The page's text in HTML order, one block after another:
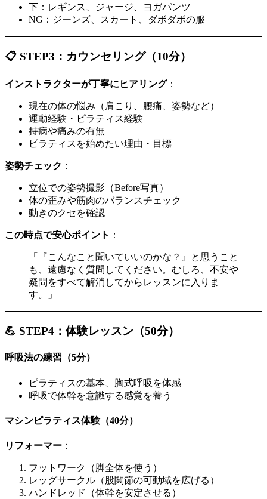
下：レギンス、ジャージ、ヨガパンツ
NG：ジーンズ、スカート、ダボダボの服
📋 STEP3：カウンセリング（10分）
インストラクターが丁寧にヒアリング：
現在の体の悩み（肩こり、腰痛、姿勢など）
運動経験・ピラティス経験
持病や痛みの有無
ピラティスを始めたい理由・目標
姿勢チェック ：
立位での姿勢撮影（Before写真）
体の歪みや筋肉のバランスチェック
動きのクセを確認
この時点で安心ポイント ：
「『こんなこと聞いていいのかな？』と思うこと
も、遠慮なく質問してください。むしろ、不安や
疑問をすべて解消してからレッスンに入りま
す。」
💪 STEP4：体験レッスン（50分）
呼吸法の練習（5分）
ピラティスの基本、胸式呼吸を体感
呼吸で体幹を意識する感覚を養う
マシンピラティス体験（40分）
リフォーマー ：
フットワーク（脚全体を使う）
レッグサークル（股関節の可動域を広げる）
ハンドレッド（体幹を安定させる）